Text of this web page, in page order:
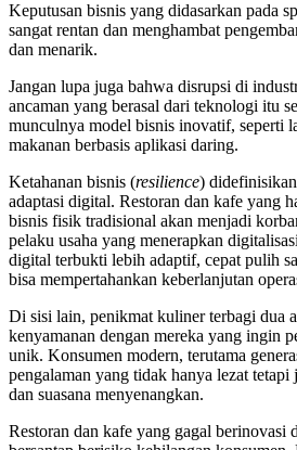
Keputusan bisnis yang didasarkan pada
sangat rentan dan menghambat
dan menarik.
Jangan lupa juga bahwa disrupsi di
ancaman yang berasal dari teknologi itu
munculnya model bisnis inovatif, seperti
makanan berbasis aplikasi daring.
Ketahanan bisnis (resilience)
adaptasi digital. Restoran dan kafe yang
bisnis fisik tradisional akan menjadi
pelaku usaha yang menerapkan
digital terbukti lebih adaptif, cepat pulih
bisa mempertahankan keberlanjutan
Di sisi lain, penikmat kuliner terbagi dua
kenyamanan dengan mereka yang ingin
unik. Konsumen modern, terutama
pengalaman yang tidak hanya lezat tetapi
dan suasana menyenangkan.
Restoran dan kafe yang gagal berinovasi